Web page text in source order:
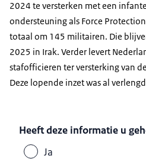
2024 te versterken met een
ondersteuning als Force Protection
totaal om 145 militairen. Die
2025 in Irak. Verder levert
stafofficieren ter versterking van
Deze lopende inzet was al
Heeft deze informatie u
Ja